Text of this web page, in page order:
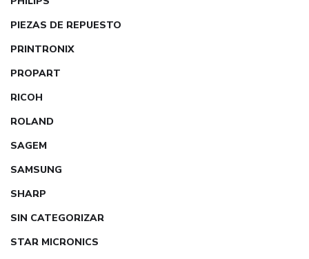
PIEZAS DE REPUESTO
PRINTRONIX
PROPART
RICOH
ROLAND
SAGEM
SAMSUNG
SHARP
SIN CATEGORIZAR
STAR MICRONICS